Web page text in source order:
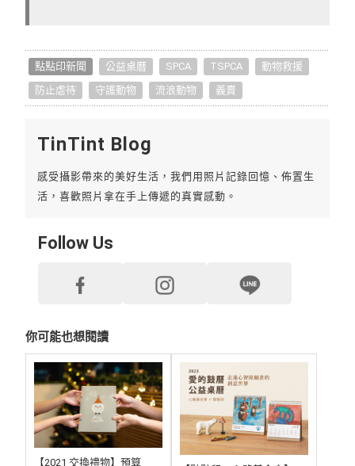
點點印新聞 公益桌曆 SPCA TSPCA
動物救援
防止虐待
守護動物 流浪動物 義賣
TinTint Blog
感受攝影帶來的美好生活，我們用照片記錄回憶、佈置生
活，喜歡照片拿在手上傳遞的真實感動。
Follow Us
你可能也想閱讀
【2021 交換禮物】預算